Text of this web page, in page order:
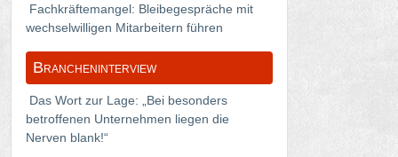
Fachkräftemangel: Bleibegespräche mit
wechselwilligen Mitarbeitern führen
Brancheninterview
Das Wort zur Lage: „Bei besonders
betroffenen Unternehmen liegen die
Nerven blank!“